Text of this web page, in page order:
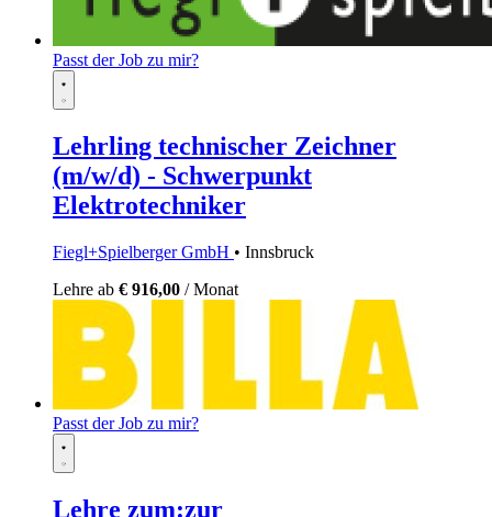
Passt der Job zu mir?
Lehrling technischer Zeichner
(m/w/d) - Schwerpunkt
Elektrotechniker
Fiegl+Spielberger GmbH • Innsbruck
Lehre ab € 916,00 / Monat
Passt der Job zu mir?
Lehre zum:zur